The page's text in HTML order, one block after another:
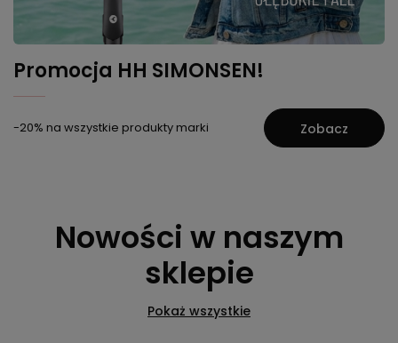
Promocja HH SIMONSEN!
-20% na wszystkie produkty marki Zobacz
Nowości w naszym
sklepie
Pokaż wszystkie